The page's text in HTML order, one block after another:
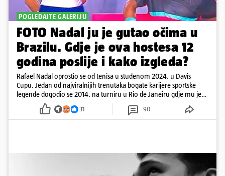
POGLEDAJTE GALERIJU
FOTO Nadal ju je gutao očima u
Brazilu. Gdje je ova hostesa 12
godina poslije i kako izgleda?
Rafael Nadal oprostio se od tenisa u studenom 2024. u Davis
Cupu. Jedan od najviralnijih trenutaka bogate karijere sportske
legende dogodio se 2014. na turniru u Rio de Janeiru gdje mu je
pažnju odvlačila ljepotica iza klupe
31 90